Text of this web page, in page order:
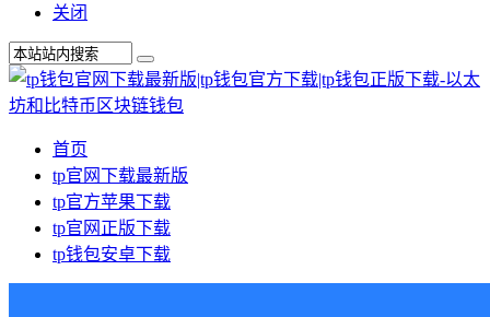
关闭
首页
tp官网下载最新版
tp官方苹果下载
tp官网正版下载
tp钱包安卓下载